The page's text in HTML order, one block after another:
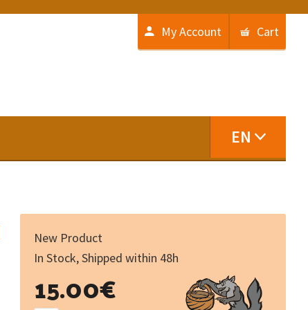
My Account Cart
EN
New Product
In Stock, Shipped within 48h
15.00€
mite
dau